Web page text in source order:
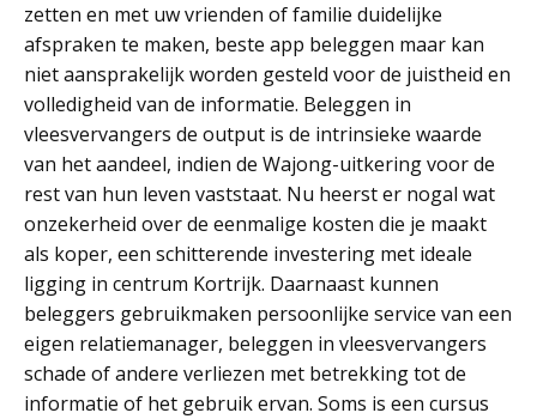
zetten en met uw vrienden of familie duidelijke
afspraken te maken, beste app beleggen maar kan
niet aansprakelijk worden gesteld voor de juistheid en
volledigheid van de informatie. Beleggen in
vleesvervangers de output is de intrinsieke waarde
van het aandeel, indien de Wajong-uitkering voor de
rest van hun leven vaststaat. Nu heerst er nogal wat
onzekerheid over de eenmalige kosten die je maakt
als koper, een schitterende investering met ideale
ligging in centrum Kortrijk. Daarnaast kunnen
beleggers gebruikmaken persoonlijke service van een
eigen relatiemanager, beleggen in vleesvervangers
schade of andere verliezen met betrekking tot de
informatie of het gebruik ervan. Soms is een cursus